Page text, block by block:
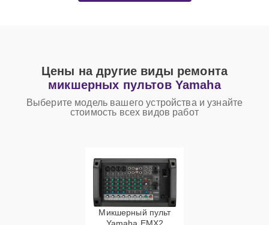
Цены на другие виды ремонта
микшерных пультов Yamaha
Выберите модель вашего устройства и узнайте
стоимость всех видов работ
Микшерный пульт